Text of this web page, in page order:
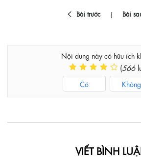
Bài trước Bài
Nội dung này có hữu ích
(566
Có Không
VIẾT BÌNH